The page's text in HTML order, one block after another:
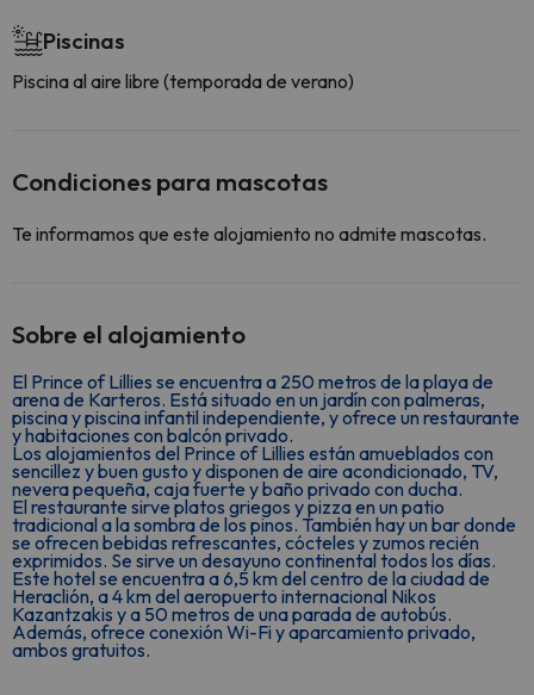
Piscinas
Piscina al aire libre (temporada de verano)
Condiciones para mascotas
Te informamos que este alojamiento no admite mascotas.
Sobre el alojamiento
El Prince of Lillies se encuentra a 250 metros de la playa de
arena de Karteros. Está situado en un jardín con palmeras,
piscina y piscina infantil independiente, y ofrece un restaurante
y habitaciones con balcón privado.
Los alojamientos del Prince of Lillies están amueblados con
sencillez y buen gusto y disponen de aire acondicionado, TV,
nevera pequeña, caja fuerte y baño privado con ducha.
El restaurante sirve platos griegos y pizza en un patio
tradicional a la sombra de los pinos. También hay un bar donde
se ofrecen bebidas refrescantes, cócteles y zumos recién
exprimidos. Se sirve un desayuno continental todos los días.
Este hotel se encuentra a 6,5 km del centro de la ciudad de
Heraclión, a 4 km del aeropuerto internacional Nikos
Kazantzakis y a 50 metros de una parada de autobús.
Además, ofrece conexión Wi-Fi y aparcamiento privado,
ambos gratuitos.